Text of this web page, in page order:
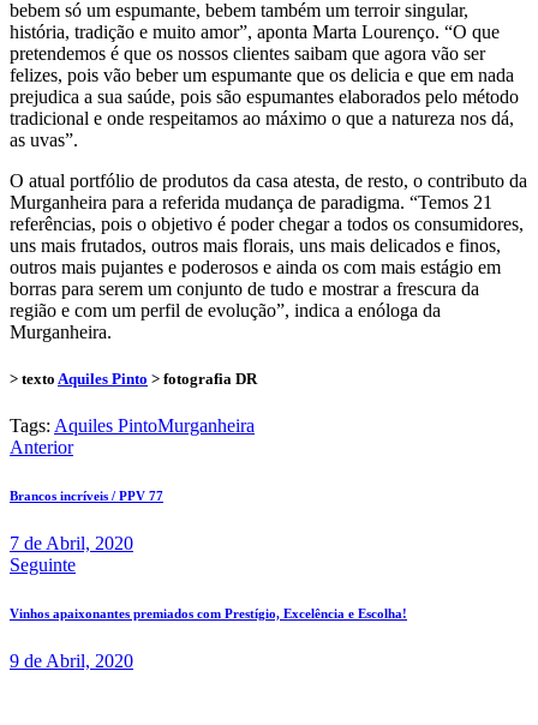
bebem só um espumante, bebem também um terroir singular,
história, tradição e muito amor”, aponta Marta Lourenço. “O que
pretendemos é que os nossos clientes saibam que agora vão ser
felizes, pois vão beber um espumante que os delicia e que em nada
prejudica a sua saúde, pois são espumantes elaborados pelo método
tradicional e onde respeitamos ao máximo o que a natureza nos dá,
as uvas”.
O atual portfólio de produtos da casa atesta, de resto, o contributo da
Murganheira para a referida mudança de paradigma. “Temos 21
referências, pois o objetivo é poder chegar a todos os consumidores,
uns mais frutados, outros mais florais, uns mais delicados e finos,
outros mais pujantes e poderosos e ainda os com mais estágio em
borras para serem um conjunto de tudo e mostrar a frescura da
região e com um perfil de evolução”, indica a enóloga da
Murganheira.
> texto Aquiles Pinto > fotografia DR
Tags: Aquiles PintoMurganheira
Navegação
de
Anterior
Brancos incríveis / PPV 77
7 de Abril, 2020
Seguinte
Vinhos apaixonantes premiados com Prestígio, Excelência e Escolha!
9 de Abril, 2020